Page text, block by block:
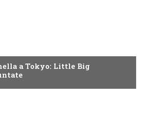
a Tokyo: Little Big